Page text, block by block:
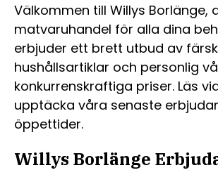
Välkommen till Willys Borlänge,
matvaruhandel för alla dina
erbjuder ett brett utbud av
hushållsartiklar och personlig
konkurrenskraftiga priser. Läs
upptäcka våra senaste
öppettider.
Willys Borlänge